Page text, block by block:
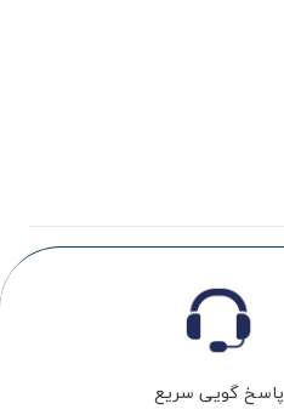
پاسخ گویی سریع